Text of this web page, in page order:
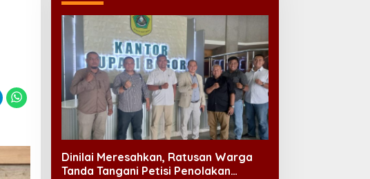
Dinilai Meresahkan, Ratusan Warga
Tanda Tangani Petisi Penolakan